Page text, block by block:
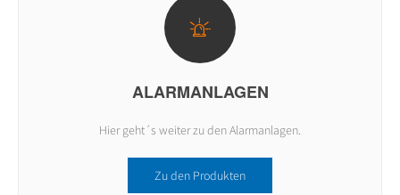
ALARMANLAGEN
Hier geht´s weiter zu den Alarmanlagen.
Zu den Produkten